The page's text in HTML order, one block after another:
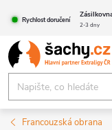
obsah
Rychlost doručení
2-3 dny
Francouzská obrana